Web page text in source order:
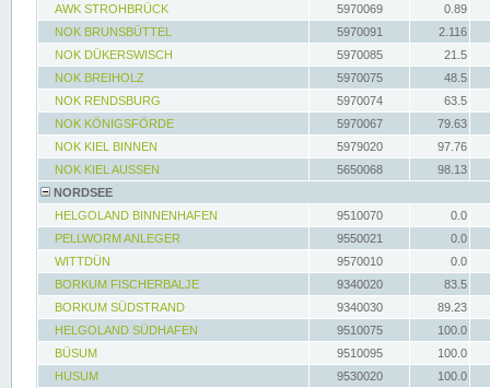
AWK STROHBRÜCK
5970069
0.89
NOK BRUNSBÜTTEL
5970091
2.116
NOK DÜKERSWISCH
5970085
21.5
NOK BREIHOLZ
5970075
48.5
NOK RENDSBURG
5970074
63.5
NOK KÖNIGSFÖRDE
5970067
79.63
NOK KIEL BINNEN
5979020
97.76
NOK KIEL AUSSEN
5650068
98.13
NORDSEE
HELGOLAND BINNENHAFEN
9510070
0.0
PELLWORM ANLEGER
9550021
0.0
WITTDÜN
9570010
0.0
BORKUM FISCHERBALJE
9340020
83.5
BORKUM SÜDSTRAND
9340030
89.23
HELGOLAND SÜDHAFEN
9510075
100.0
BÜSUM
9510095
100.0
HUSUM
9530020 100.0